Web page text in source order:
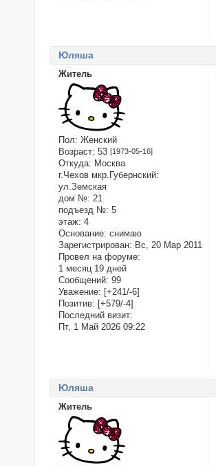
Юляша
Житель
Пол: Женский
Возраст: 53 [1973-05-16]
Откуда: Москва
г.Чехов мкр.Губернский:
ул.Земская
дом №: 21
подъезд №: 5
этаж: 4
Основание: снимаю
Зарегистрирован: Вс, 20 Мар 2011
Провел на форуме:
1 месяц 19 дней
Сообщений: 99
Уважение: [+241/-6]
Позитив: [+579/-4]
Последний визит:
Пт, 1 Май 2026 09:22
Юляша
Житель